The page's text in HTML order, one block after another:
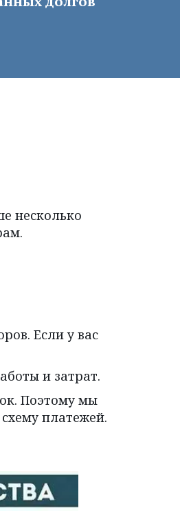
несколько
Если у вас
и затрат.
Поэтому мы
платежей.